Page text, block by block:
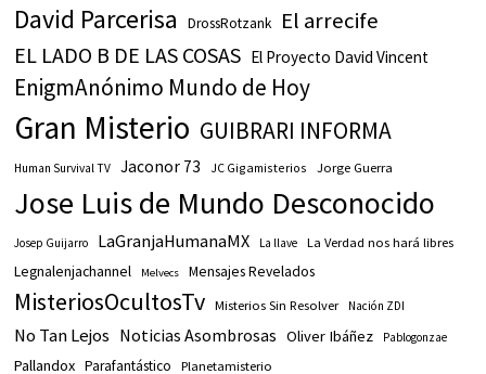
David Parcerisa DrossRotzank El arrecife
EL LADO B DE LAS COSAS El Proyecto David Vincent
EnigmAnónimo Mundo de Hoy
Gran Misterio GUIBRARI INFORMA
Human Survival TV Jaconor 73 JC Gigamisterios Jorge Guerra
Jose Luis de Mundo Desconocido
Josep Guijarro LaGranjaHumanaMX La llave La Verdad nos hará libres
Legnalenjachannel Melvecs Mensajes Revelados
MisteriosOcultosTv Misterios Sin Resolver Nación ZDI
No Tan Lejos Noticias Asombrosas Oliver Ibáñez Pablogonzae
Pallandox Parafantástico Planetamisterio